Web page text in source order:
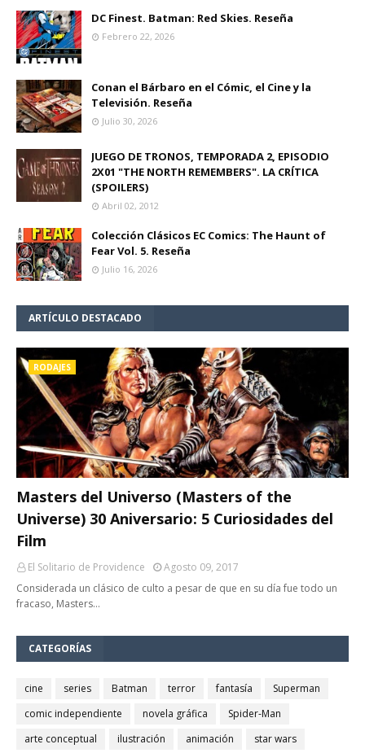
DC Finest. Batman: Red Skies. Reseña
Febrero 22, 2026
Conan el Bárbaro en el Cómic, el Cine y la
Televisión. Reseña
Julio 30, 2026
JUEGO DE TRONOS, TEMPORADA 2, EPISODIO
2X01 "THE NORTH REMEMBERS". LA CRÍTICA
(SPOILERS)
Abril 02, 2012
Colección Clásicos EC Comics: The Haunt of
Fear Vol. 5. Reseña
Julio 16, 2026
ARTÍCULO DESTACADO
RODAJES
Masters del Universo (Masters of the
Universe) 30 Aniversario: 5 Curiosidades del
Film
El Solitario de Providence
Agosto 09, 2017
Considerada un clásico de culto a pesar de que en su día fue todo un
fracaso, Masters…
CATEGORÍAS
cine series Batman terror fantasía
Superman
comic independiente
novela gráfica
Spider-Man
arte conceptual
ilustración animación
star wars